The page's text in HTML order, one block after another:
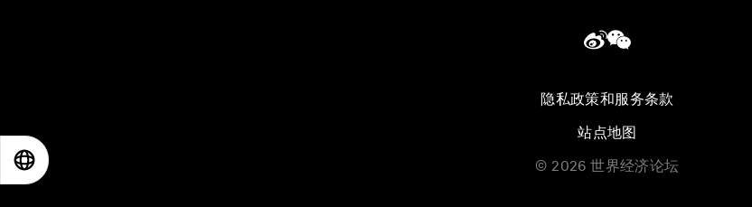
隐私政策和服务条款
站点地图
© 2026 世界经济论坛